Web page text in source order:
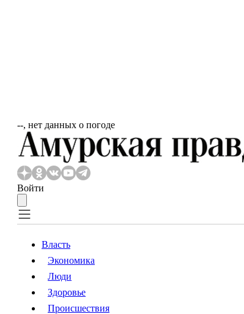
‐‐, нет данных о погоде
Войти
Власть
Происшествия
Власть
Экономика
Люди
Здоровье
Происшествия